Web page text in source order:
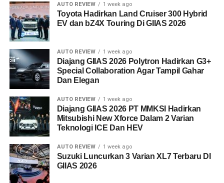
AUTO REVIEW 1 week ago
Toyota Hadirkan Land Cruiser 300 Hybrid
EV dan bZ4X Touring Di GIIAS 2026
AUTO REVIEW 1 week ago
Diajang GIIAS 2026 Polytron Hadirkan G3+
Special Collaboration Agar Tampil Gahar
Dan Elegan
AUTO REVIEW 1 week ago
Diajang GIIAS 2026 PT MMKSI Hadirkan
Mitsubishi New Xforce Dalam 2 Varian
Teknologi ICE Dan HEV
AUTO REVIEW 1 week ago
Suzuki Luncurkan 3 Varian XL7 Terbaru DI
GIIAS 2026